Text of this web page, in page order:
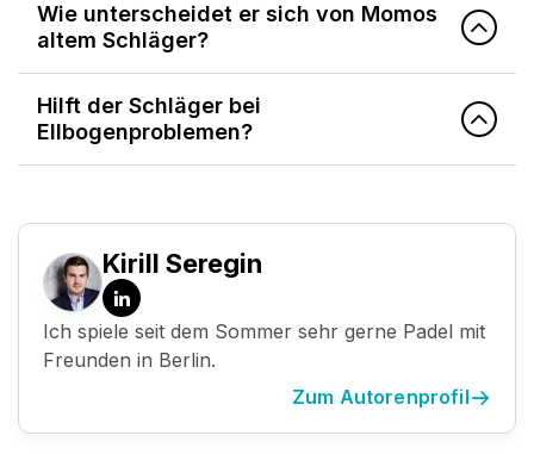
Wie unterscheidet er sich von Momos
altem Schläger?
Hilft der Schläger bei
Ellbogenproblemen?
Kirill Seregin
LinkedIn
Ich spiele seit dem Sommer sehr gerne Padel mit
Freunden in Berlin.
Zum Autorenprofil